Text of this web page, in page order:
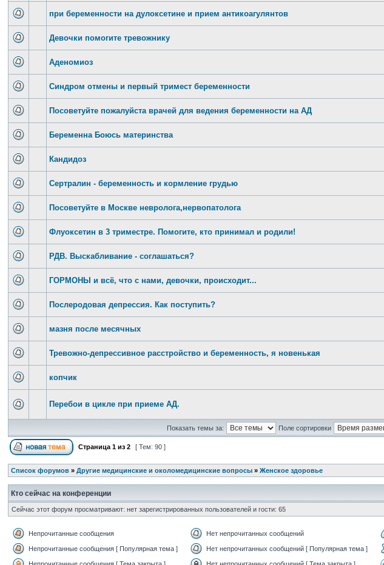
при беременности на дулоксетине и прием антикоагулянтов
Девочки помогите тревожнику
Аденомиоз
Синдром отмены и первый тримест беременности
Посоветуйте пожалуйста врачей для ведения беременности на АД
Беременна Боюсь материнства
Кандидоз
Сертралин - беременность и кормление грудью
Посоветуйте в Москве невролога,нервопатолога
Флуоксетин в 3 триместре. Помогите, кто принимал и родили!
РДВ. Выскабливание - соглашаться?
ГОРМОНЫ и всё, что с нами, девочки, происходит...
Послеродовая депрессия. Как поступить?
мазня после месячных
Тревожно-депрессивное расстройство и беременность, я новенькая
копчик
Перебои в цикле при приеме АД.
Показать темы за: Поле сортировки
Страница1 из2 [ Тем: 90 ]
Список форумов »Другие медицинские и околомедицинские вопросы »Женское здоровье
Кто сейчас на конференции
Сейчас этот форум просматривают: нет зарегистрированных пользователей и гости: 65
Непрочитанные сообщения Нет непрочитанных сообщений
Непрочитанные сообщения [ Популярная тема ] Нет непрочитанных сообщений [ Популярная тема ]